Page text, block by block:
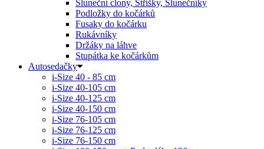
Sluneční clony, Stříšky, Slunečníky
Podložky do kočárků
Fusaky do kočárku
Rukávníky
Držáky na láhve
Stupátka ke kočárkům
Autosedačky
i-Size 40 - 85 cm
i-Size 40-105 cm
i-Size 40-125 cm
i-Size 40-150 cm
i-Size 76-105 cm
i-Size 76-125 cm
i-Size 76-150 cm